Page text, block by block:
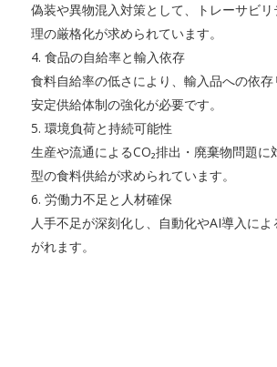
偽装や異物混入対策として、トレーサビ
理の厳格化が求められています。
4. 食品の自給率と輸入依存
食料自給率の低さにより、輸入品への依存
安定供給体制の強化が必要です。
5. 環境負荷と持続可能性
生産や流通によるCO₂排出・廃棄物問題に
型の食料供給が求められています。
6. 労働力不足と人材確保
人手不足が深刻化し、自動化やAI導入に
がれます。